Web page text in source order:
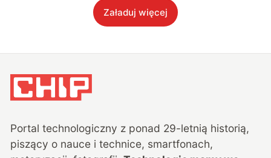
Załaduj więcej
Portal technologiczny z ponad 29-letnią historią,
piszący o nauce i technice, smartfonach,